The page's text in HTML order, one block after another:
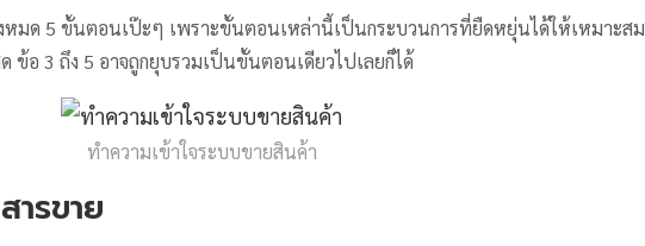
มด 5 ขั้นตอนเป๊ะๆ เพราะขั้นตอนเหล่านี้เป็นกระบวนการที่ยืดหยุ่นได้ให้เหมาะสม
ข้อ 3 ถึง 5 อาจถูกยุบรวมเป็นขั้นตอนเดียวไปเลยก็ได้
ทำความเข้าใจระบบขายสินค้า
ารขาย